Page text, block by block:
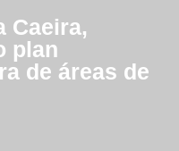
Caeira,
plan
de áreas de